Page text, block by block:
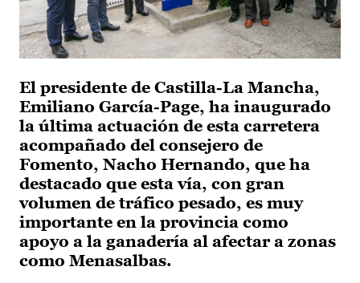
El presidente de Castilla-La Mancha,
Emiliano García-Page, ha inaugurado
la última actuación de esta carretera
acompañado del consejero de
Fomento, Nacho Hernando, que ha
destacado que esta vía, con gran
volumen de tráfico pesado, es muy
importante en la provincia como
apoyo a la ganadería al afectar a zonas
como Menasalbas.